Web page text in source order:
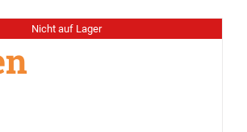
Nicht auf Lager